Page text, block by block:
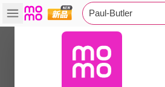
Paul-Butler